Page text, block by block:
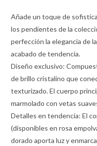
Añade un toque de
los pendientes de la
perfección la elegancia de
acabado de tendencia.
Diseño exclusivo:
de brillo cristalino que
texturizado. El cuerpo
marmolado con vetas
Detalles en tendencia: El
(disponibles en rosa
dorado aporta luz y